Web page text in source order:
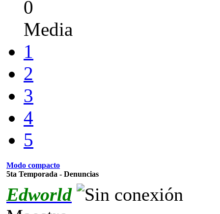
0
Media
1
2
3
4
5
Modo compacto
5ta Temporada - Denuncias
Edworld